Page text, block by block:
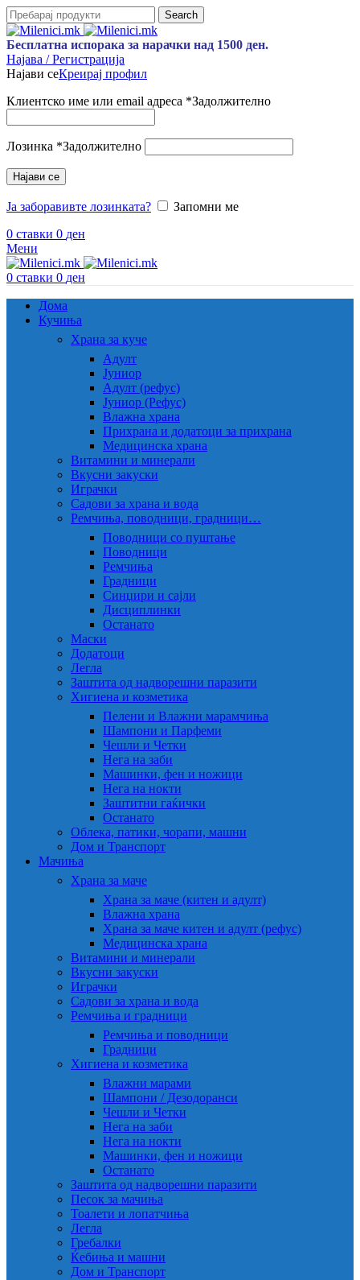
Search
Бесплатна испорака за нарачки над 1500 ден.
Најава / Регистрација
Најави сеКреирај профил
Клиентско име или email адреса *Задолжително
Лозинка *Задолжително
Најави се
Ја заборавивте лозинката?
Запомни ме
0 ставки 0 ден
Мени
0 ставки 0 ден
Дома
Кучиња
Храна за куче
Адулт
Јуниор
Адулт (рефус)
Јуниор (Рефус)
Влажна храна
Прихрана и додатоци за прихрана
Медицинска храна
Витамини и минерали
Вкусни закуски
Играчки
Садови за храна и вода
Ремчиња, поводници, градници…
Поводници со пуштање
Поводници
Ремчиња
Градници
Синџири и сајли
Дисциплинки
Останато
Маски
Додатоци
Легла
Заштита од надворешни паразити
Хигиена и козметика
Пелени и Влажни марамчиња
Шампони и Парфеми
Чешли и Четки
Нега на заби
Машинки, фен и ножици
Нега на нокти
Заштитни гаќички
Останато
Облека, патики, чорапи, машни
Дом и Транспорт
Мачиња
Храна за маче
Храна за маче (китен и адулт)
Влажна храна
Храна за маче китен и адулт (рефус)
Медицинска храна
Витамини и минерали
Вкусни закуски
Играчки
Садови за храна и вода
Ремчиња и градници
Ремчиња и поводници
Градници
Хигиена и козметика
Влажни марами
Шампони / Дезодоранси
Чешли и Четки
Нега на заби
Нега на нокти
Машинки, фен и ножици
Останато
Заштита од надворешни паразити
Песок за мачиња
Тоалети и лопатчиња
Легла
Гребалки
Ќебиња и машни
Дом и Транспорт